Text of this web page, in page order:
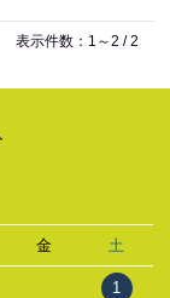
表示件数：1～2 / 2
金 土
1